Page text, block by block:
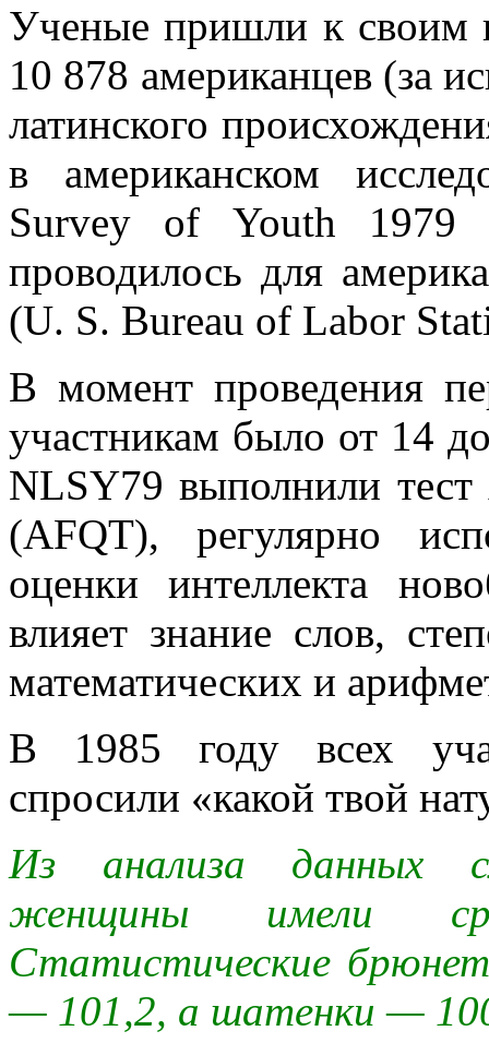
Ученые пришли к своим
10 878 американцев (за
латинского
в американском
Survey of Youth 1979
проводилось для
(U. S. Bureau of Labor
В момент проведения
участникам было от 14
NLSY79 выполнили
(AFQT), регулярно
оценки интеллекта
влияет знание слов,
математических и
В 1985 году всех
спросили «какой твой
Из анализа данных
женщины имели
Статистические
— 101,2, а шатенки —